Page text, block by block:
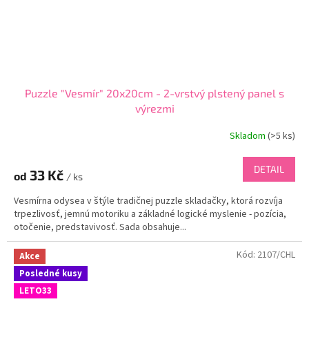
Puzzle "Vesmír" 20x20cm - 2-vrstvý plstený panel s
výrezmi
Skladom (>5 ks)
od 33 Kč / ks
DETAIL
Vesmírna odysea v štýle tradičnej puzzle skladačky, ktorá rozvíja
trpezlivosť, jemnú motoriku a základné logické myslenie - pozícia,
otočenie, predstavivosť. Sada obsahuje...
Akce
Posledné kusy
LETO33
Kód: 2107/CHL